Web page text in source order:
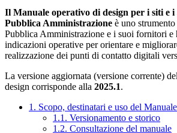
Il Manuale operativo di design per i siti e
Pubblica Amministrazione è uno
Pubblica Amministrazione e i suoi fornitori e
indicazioni operative per orientare e
realizzazione dei punti di contatto digitali
La versione aggiornata (versione corrente)
design corrisponde alla 2025.1.
1. Scopo, destinatari e uso del
1.1. Versionamento e storico
1.2. Consultazione del manuale